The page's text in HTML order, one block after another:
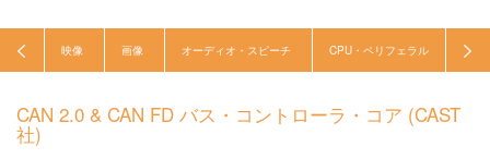
映像 画像 オーディオ・スピーチ CPU・ペリフェラル セ
CAN 2.0 & CAN FD バス・コントローラ・コア (CAST
社)